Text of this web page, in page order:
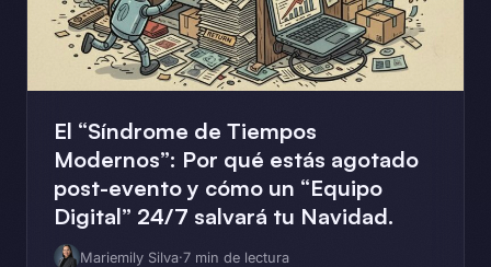
El “Síndrome de Tiempos
Modernos”: Por qué estás agotado
post-evento y cómo un “Equipo
Digital” 24/7 salvará tu Navidad.
Mariemily Silva·7 min de lectura